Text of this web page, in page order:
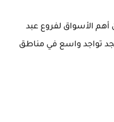
الأسواق لفروع عبد
تواجد واسع في مناطق